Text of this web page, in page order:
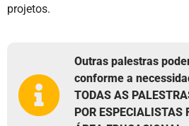
projetos.
Outras palestras
conforme a
TODAS AS
POR ESPECIALISTAS